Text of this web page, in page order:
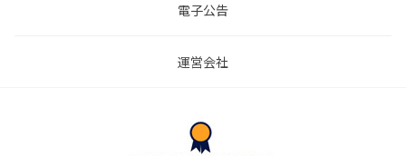
電子公告
運営会社